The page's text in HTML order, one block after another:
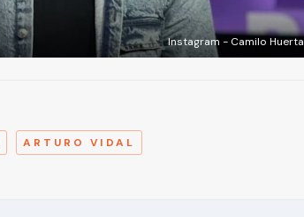
Instagram - Camilo Huerta
ARTURO VIDAL